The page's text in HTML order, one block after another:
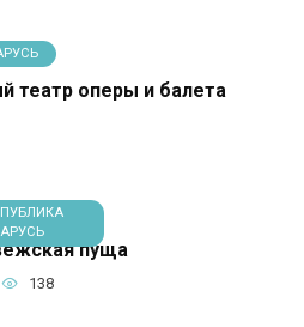
театр оперы и балета
пуща
138